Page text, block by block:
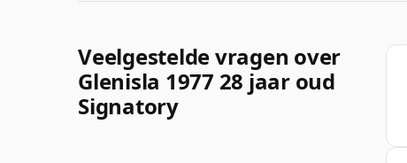
Veelgestelde vragen over
Glenisla 1977 28 jaar oud
Signatory